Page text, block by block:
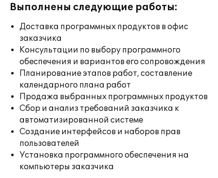
Выполнены следующие работы:
Доставка программных продуктов в офис
заказчика
Консультации по выбору программного
обеспечения и вариантов его сопровождения
Планирование этапов работ, составление
календарного плана работ
Продажа выбранных программных продуктов
Сбор и анализ требований заказчика к
автоматизированной системе
Создание интерфейсов и наборов прав
пользователей
Установка программного обеспечения на
компьютеры заказчика